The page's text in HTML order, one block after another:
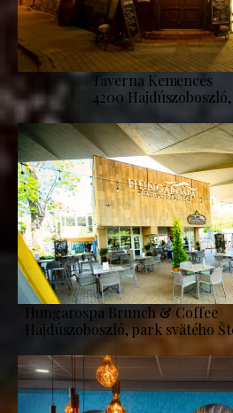
Taverna Kemencés
4200
Hungarospa Brunch & Coffee
Hajdúszoboszló, park svätého